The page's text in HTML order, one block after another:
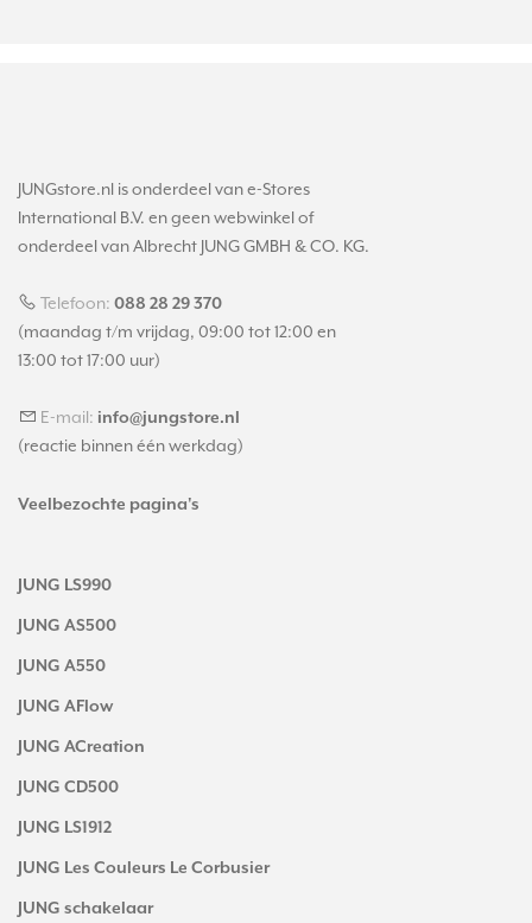
JUNGstore.nl is onderdeel van e-Stores
International B.V. en geen webwinkel of
onderdeel van Albrecht JUNG GMBH & CO. KG.
Telefoon: 088 28 29 370
(maandag t/m vrijdag, 09:00 tot 12:00 en
13:00 tot 17:00 uur)
E-mail: info@jungstore.nl
(reactie binnen één werkdag)
Veelbezochte pagina's
JUNG LS990
JUNG AS500
JUNG A550
JUNG AFlow
JUNG ACreation
JUNG CD500
JUNG LS1912
JUNG Les Couleurs Le Corbusier
JUNG schakelaar